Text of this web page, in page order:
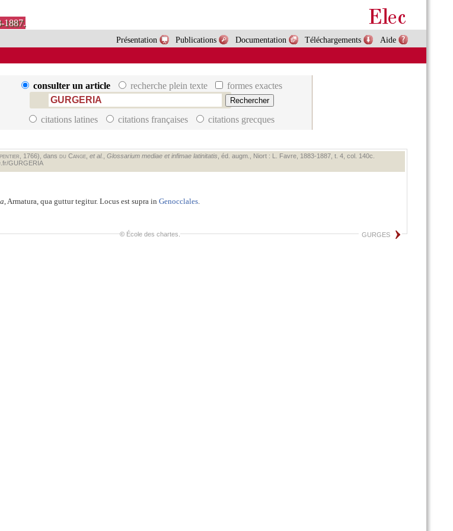
1887.
Aide
Téléchargements
Documentation
Publications
Présentation
consulter un article recherche plein texte formes exactes
citations latines citations françaises citations grecques
, 1766), dans du Cange, et al. Glossarium mediae et infimae latinitatis , éd. augm., Niort : L. Favre, 1883‑1887, t. 4, col. 140c.
GURGERIA
, Armatura, qua guttur tegitur. Locus est supra in Genocclales.
GURGES
© École des chartes